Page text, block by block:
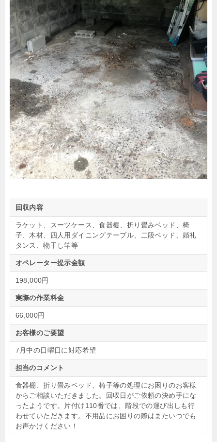
回収内容
ラケット、スーツケース、食器棚、折り畳みベッド、椅
子、木材、四人用ダイニングテーブル、二段ベッド、婚礼
タンス、物干し竿等
オペレーター提示金額
198,000円
実際の作業料金
66,000円
お客様のご要望
7月中の日曜日に対応希望
担当のコメント
食器棚、折り畳みベッド、椅子等の処理にお困りのお客様
からご相談いただきました。回収日がご依頼の決め手にな
ったようです。片付け110番では、階段での運び出しも行
わせていただきます。不用品にお困りの際はまたいつでも
お声かけください！